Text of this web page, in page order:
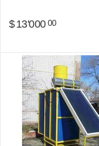
$13'000 00